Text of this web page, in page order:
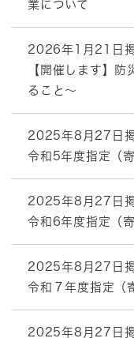
業について
2026年1月21日
【開催します】
ること～
2025年8月27日
令和5年度指定（
2025年8月27日
令和6年度指定（
2025年8月27日
令和７年度指定（
2025年8月27日